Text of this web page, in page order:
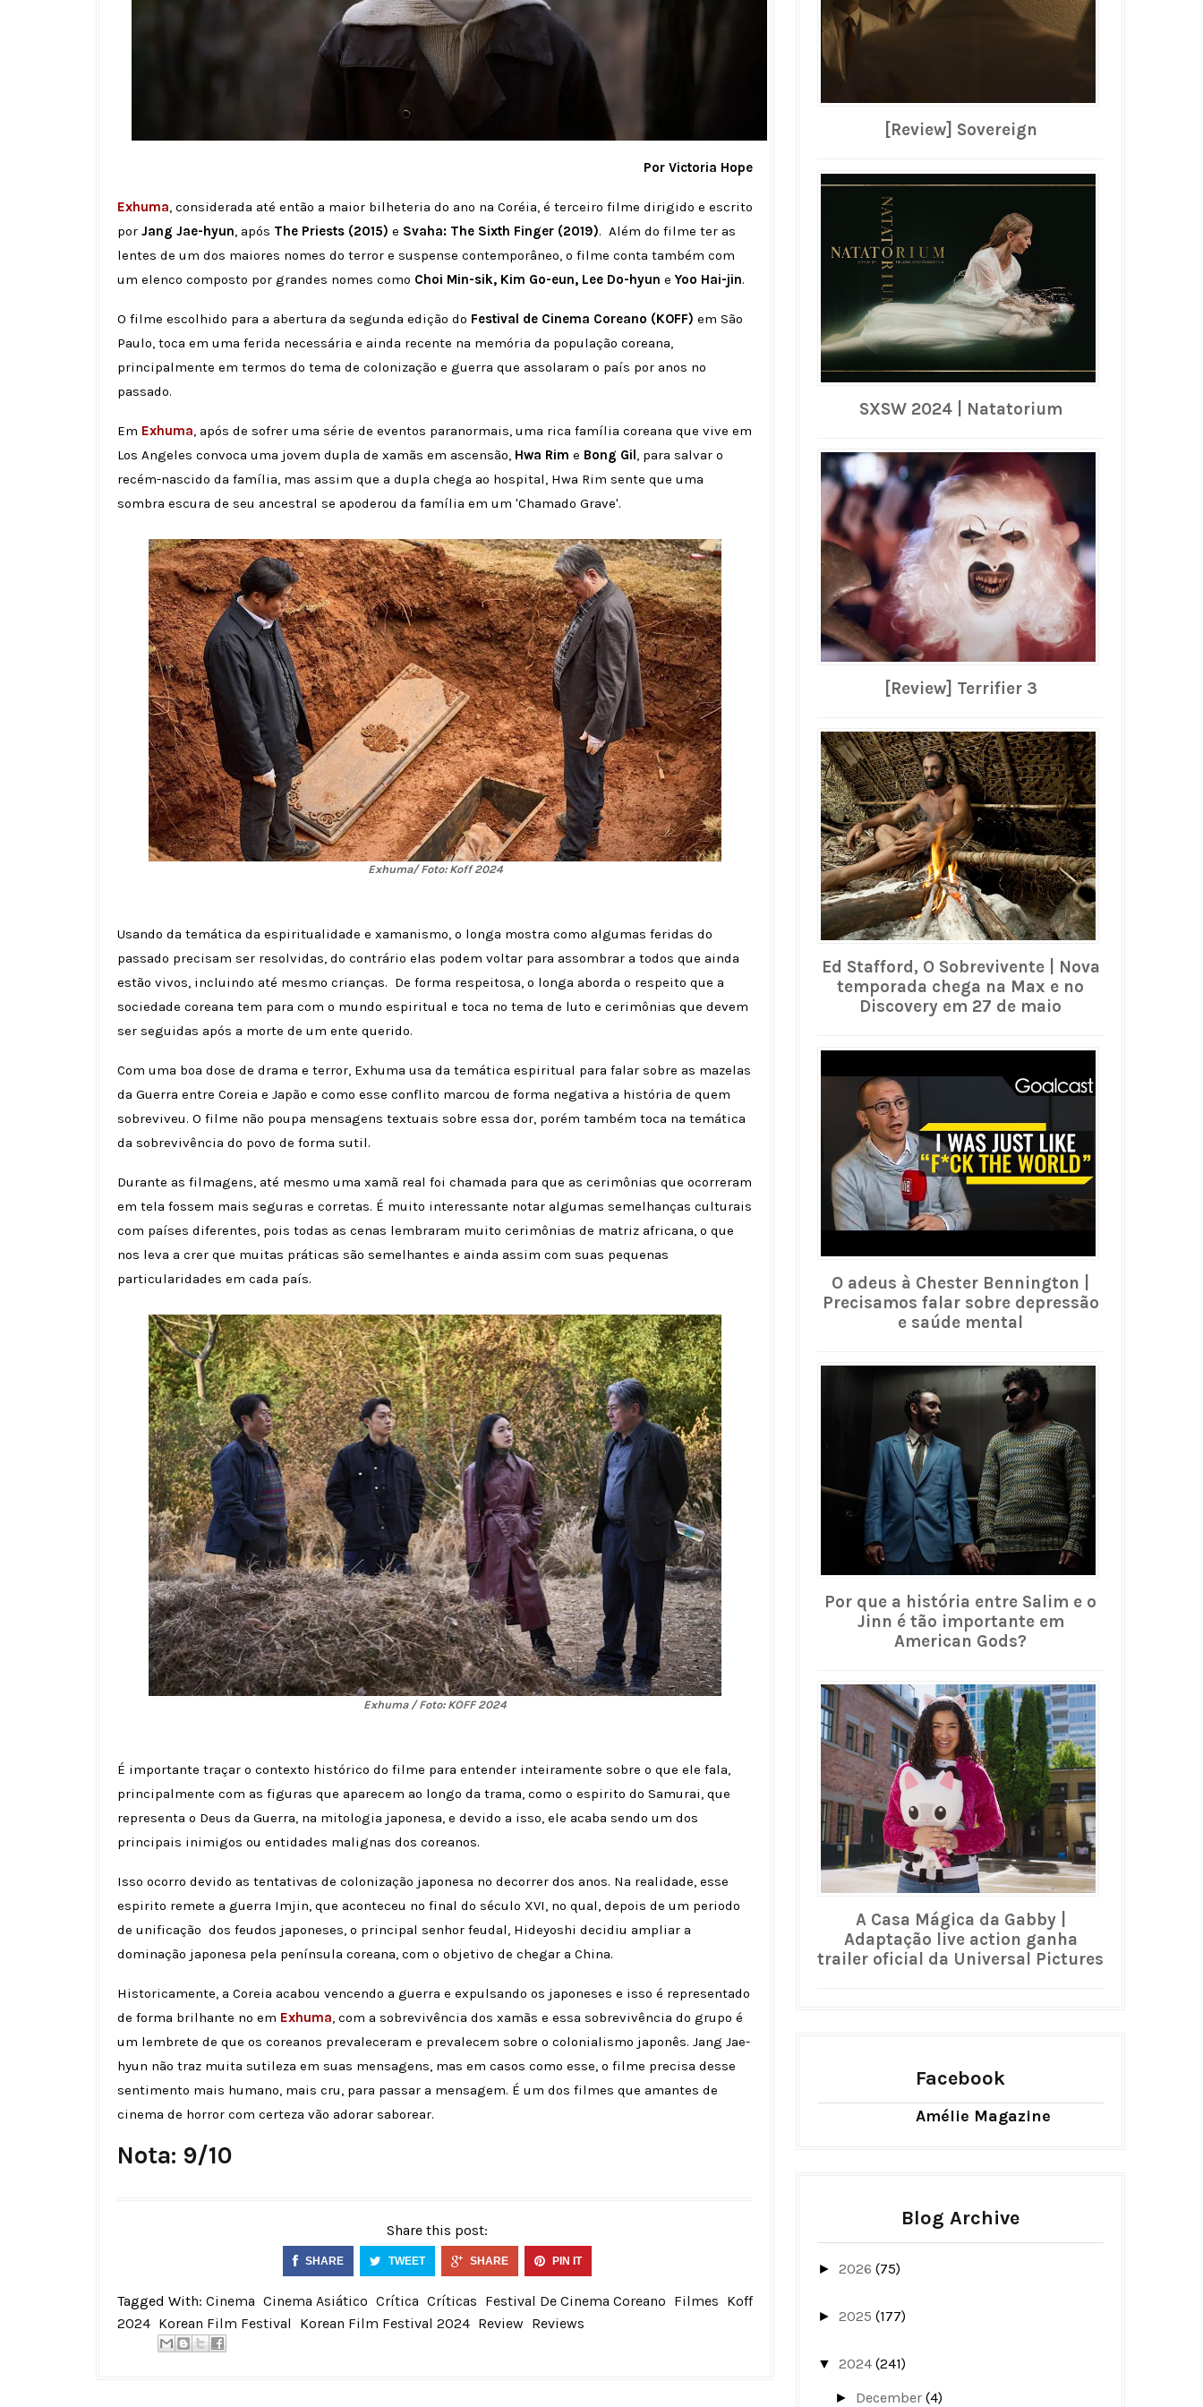
Por Victoria Hope
Exhuma, considerada até então a maior bilheteria do ano na Coréia, é terceiro filme dirigido e escrito
por Jang Jae-hyun, após The Priests (2015) e Svaha: The Sixth Finger (2019). Além do filme ter as
lentes de um dos maiores nomes do terror e suspense contemporâneo, o filme conta também com
um elenco composto por grandes nomes como Choi Min-sik, Kim Go-eun, Lee Do-hyun eYoo Hai-jin.
O filme escolhido para a abertura da segunda edição do Festival de Cinema Coreano (KOFF) em São
Paulo, toca em uma ferida necessária e ainda recente na memória da população coreana,
principalmente em termos do tema de colonização e guerra que assolaram o país por anos no
passado.
Em Exhuma, após de sofrer uma série de eventos paranormais, uma rica família coreana que vive em
Los Angeles convoca uma jovem dupla de xamãs em ascensão, Hwa Rim e Bong Gil, para salvar o
recém-nascido da família, mas assim que a dupla chega ao hospital, Hwa Rim sente que uma
sombra escura de seu ancestral se apoderou da família em um 'Chamado Grave'.
Exhuma/ Foto: Koff 2024
Usando da temática da espiritualidade e xamanismo, o longa mostra como algumas feridas do
passado precisam ser resolvidas, do contrário elas podem voltar para assombrar a todos que ainda
estão vivos, incluindo até mesmo crianças. De forma respeitosa, o longa aborda o respeito que a
sociedade coreana tem para com o mundo espiritual e toca no tema de luto e cerimônias que devem
ser seguidas após a morte de um ente querido.
Com uma boa dose de drama e terror, Exhuma usa da temática espiritual para falar sobre as mazelas
da Guerra entre Coreia e Japão e como esse conflito marcou de forma negativa a história de quem
sobreviveu. O filme não poupa mensagens textuais sobre essa dor, porém também toca na temática
da sobrevivência do povo de forma sutil.
Durante as filmagens, até mesmo uma xamã real foi chamada para que as cerimônias que ocorreram
em tela fossem mais seguras e corretas. É muito interessante notar algumas semelhanças culturais
com países diferentes, pois todas as cenas lembraram muito cerimônias de matriz africana, o que
nos leva a crer que muitas práticas são semelhantes e ainda assim com suas pequenas
particularidades em cada país.
Exhuma / Foto: KOFF 2024
É importante traçar o contexto histórico do filme para entender inteiramente sobre o que ele fala,
principalmente com as figuras que aparecem ao longo da trama, como o espirito do Samurai, que
representa o Deus da Guerra, na mitologia japonesa, e devido a isso, ele acaba sendo um dos
principais inimigos ou entidades malignas dos coreanos.
Isso ocorro devido as tentativas de colonização japonesa no decorrer dos anos. Na realidade, esse
espirito remete a guerra Imjin, que aconteceu no final do século XVI, no qual, depois de um periodo
de unificação dos feudos japoneses, o principal senhor feudal, Hideyoshi decidiu ampliar a
dominação japonesa pela península coreana, com o objetivo de chegar a China.
Historicamente, a Coreia acabou vencendo a guerra e expulsando os japoneses e isso é representado
de forma brilhante no em Exhuma, com a sobrevivência dos xamãs e essa sobrevivência do grupo é
um lembrete de que os coreanos prevaleceram e prevalecem sobre o colonialismo japonês. Jang Jae-
hyun não traz muita sutileza em suas mensagens, mas em casos como esse, o filme precisa desse
sentimento mais humano, mais cru, para passar a mensagem. É um dos filmes que amantes de
cinema de horror com certeza vão adorar saborear.
Nota: 9/10
Share this post:
SHARE TWEET SHARE PIN IT
Tagged With: Cinema Cinema Asiático Crítica Críticas Festival De Cinema Coreano Filmes Koff
2024 Korean Film Festival Korean Film Festival 2024 Review Reviews
[Review] Sovereign
SXSW 2024 | Natatorium
[Review] Terrifier 3
Ed Stafford, O Sobrevivente | Nova
temporada chega na Max e no
Discovery em 27 de maio
O adeus à Chester Bennington |
Precisamos falar sobre depressão
e saúde mental
Por que a história entre Salim e o
Jinn é tão importante em
American Gods?
A Casa Mágica da Gabby |
Adaptação live action ganha
trailer oficial da Universal Pictures
Facebook
Amélie Magazine
Blog Archive
► 2026 (75)
► 2025 (177)
▼ 2024 (241)
► December(4)